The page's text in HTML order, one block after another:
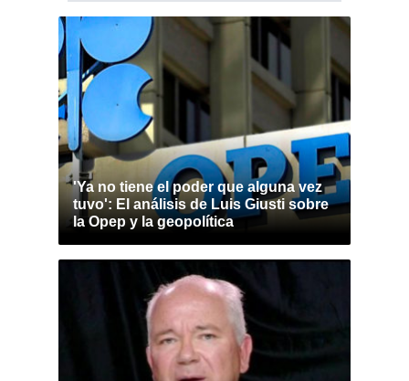
'Ya no tiene el poder que alguna vez
tuvo': El análisis de Luis Giusti sobre
la Opep y la geopolítica